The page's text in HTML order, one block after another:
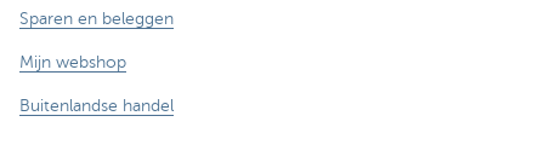
Sparen en beleggen
Mijn webshop
Buitenlandse handel